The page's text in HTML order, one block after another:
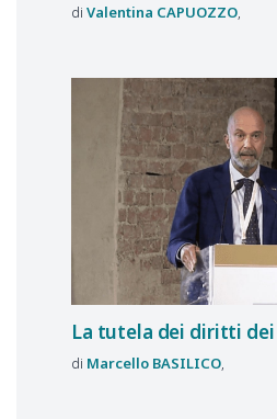
Valentina CAPUOZZO
La tutela dei diritti
Marcello BASILICO